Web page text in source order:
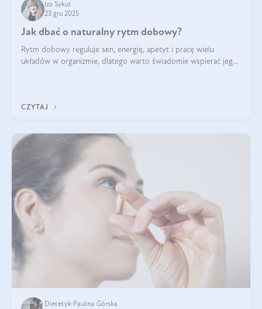
Iza Sykut
23 gru 2025
Jak dbać o naturalny rytm dobowy?
Rytm dobowy reguluje sen, energię, apetyt i pracę wielu
układów w organizmie, dlatego warto świadomie wspierać jego
CZYTAJ
Dietetyk Paulina Górska